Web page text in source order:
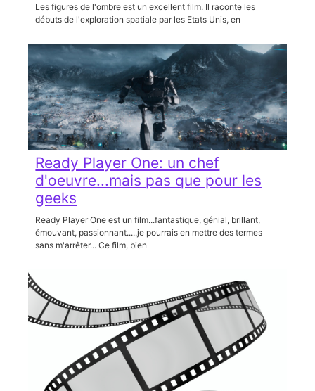
Les figures de l'ombre est un excellent film. Il raconte les
débuts de l'exploration spatiale par les Etats Unis, en
Ready Player One: un chef
d'oeuvre...mais pas que pour les
geeks
Ready Player One est un film...fantastique, génial, brillant,
émouvant, passionnant.....je pourrais en mettre des termes
sans m'arrêter... Ce film, bien